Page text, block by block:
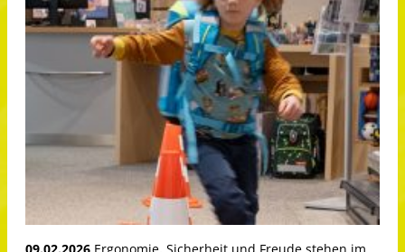
09.02.2026 Ergonomie, Sicherheit und Freude stehen im